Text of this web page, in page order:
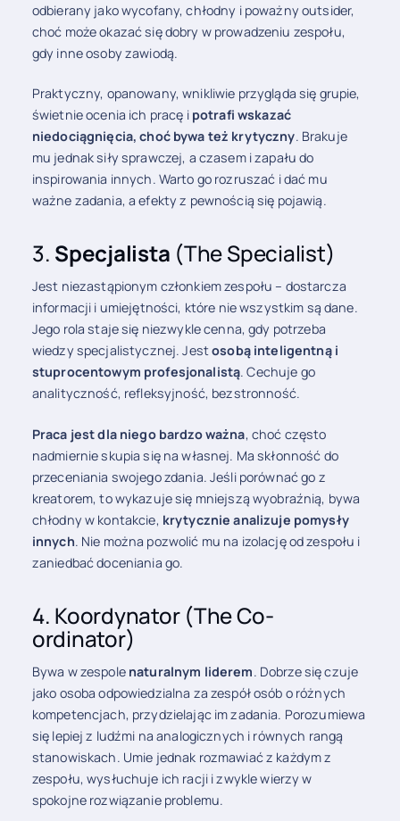
odbierany jako wycofany, chłodny i poważny outsider,
choć może okazać się dobry w prowadzeniu zespołu,
gdy inne osoby zawiodą.
Praktyczny, opanowany, wnikliwie przygląda się grupie,
świetnie ocenia ich pracę i potrafi wskazać
niedociągnięcia, choć bywa też krytyczny. Brakuje
mu jednak siły sprawczej, a czasem i zapału do
inspirowania innych. Warto go rozruszać i dać mu
ważne zadania, a efekty z pewnością się pojawią.
3. Specjalista (The Specialist)
Jest niezastąpionym członkiem zespołu – dostarcza
informacji i umiejętności, które nie wszystkim są dane.
Jego rola staje się niezwykle cenna, gdy potrzeba
wiedzy specjalistycznej. Jestosobą inteligentną i
stuprocentowym profesjonalistą. Cechuje go
analityczność, refleksyjność, bezstronność.
Praca jest dla niego bardzo ważna, choć często
nadmiernie skupia się na własnej. Ma skłonność do
przeceniania swojego zdania. Jeśli porównać go z
kreatorem, to wykazuje się mniejszą wyobraźnią, bywa
chłodny w kontakcie, krytycznie analizuje pomysły
innych. Nie można pozwolić mu na izolację od zespołu i
zaniedbać doceniania go.
4. Koordynator (The Co-
ordinator)
Bywa w zespole naturalnym liderem. Dobrze się czuje
jako osoba odpowiedzialna za zespół osób o różnych
kompetencjach, przydzielając im zadania. Porozumiewa
się lepiej z ludźmi na analogicznych i równych rangą
stanowiskach. Umie jednak rozmawiać z każdym z
zespołu, wysłuchuje ich racji i zwykle wierzy w
spokojne rozwiązanie problemu.